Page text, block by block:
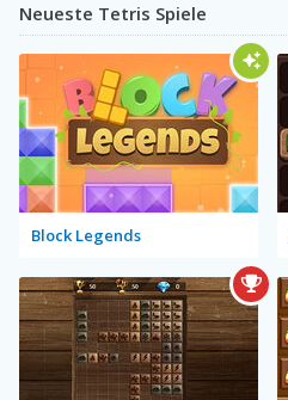
Neueste Tetris Spiele
Block Legends